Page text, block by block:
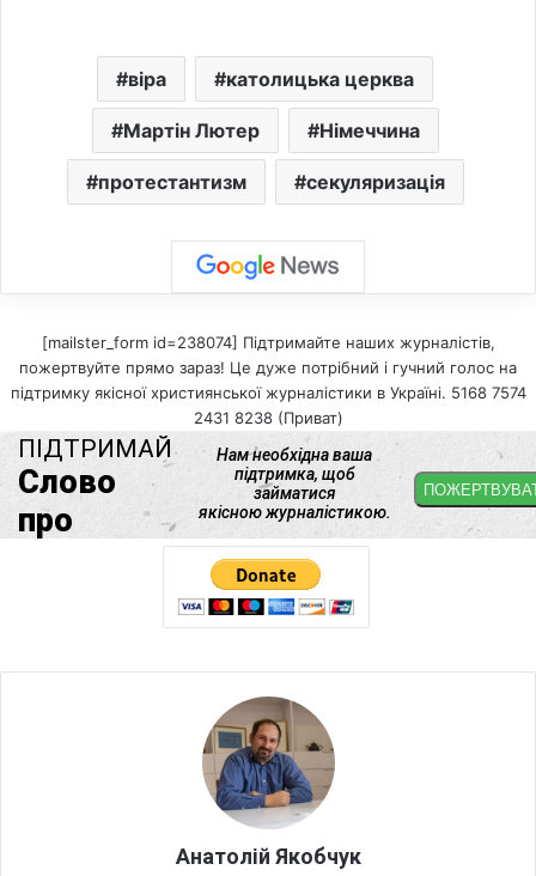
віра католицька церква
Мартін Лютер Німеччина
протестантизм секуляризація
[mailster_form id=238074] Підтримайте наших журналістів,
пожертвуйте прямо зараз! Це дуже потрібний і гучний голос на
підтримку якісної християнської журналістики в Україні. 5168 7574
2431 8238 (Приват)
Анатолій Якобчук